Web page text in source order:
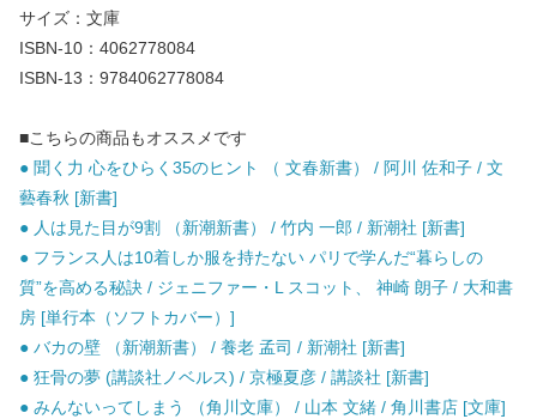
サイズ：文庫
ISBN-10：4062778084
ISBN-13：9784062778084
■こちらの商品もオススメです
● 聞く力 心をひらく35のヒント （ 文春新書） / 阿川 佐和子 / 文
藝春秋 [新書]
● 人は見た目が9割 （新潮新書） / 竹内 一郎 / 新潮社 [新書]
● フランス人は10着しか服を持たない パリで学んだ“暮らしの
質”を高める秘訣 / ジェニファー・L スコット、 神崎 朗子 / 大和書
房 [単行本（ソフトカバー）]
● バカの壁 （新潮新書） / 養老 孟司 / 新潮社 [新書]
● 狂骨の夢 (講談社ノベルス) / 京極夏彦 / 講談社 [新書]
● みんないってしまう （角川文庫） / 山本 文緒 / 角川書店 [文庫]